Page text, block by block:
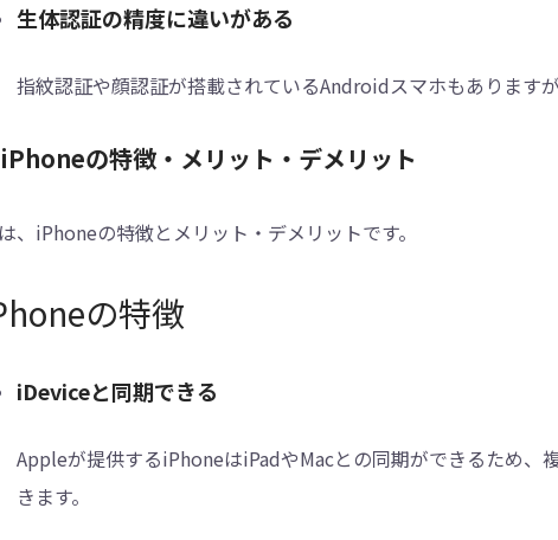
生体認証の精度に違いがある
指紋認証や顔認証が搭載されているAndroidスマホもあります
の特徴・メリット・デメリット
、iPhoneの特徴とメリット・デメリットです。
の特徴
iDeviceと同期できる
Appleが提供するiPhoneはiPadやMacとの同期ができるため、
きます。